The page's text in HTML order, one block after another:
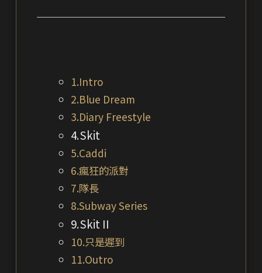
1.Intro
2.Blue Dream
3.Diary Freestyle
4.Skit
5.Caddi
6.瘋狂的派對
7.隊長
8.Subway Series
9.Skit II
10.只是遲到
11.Outro